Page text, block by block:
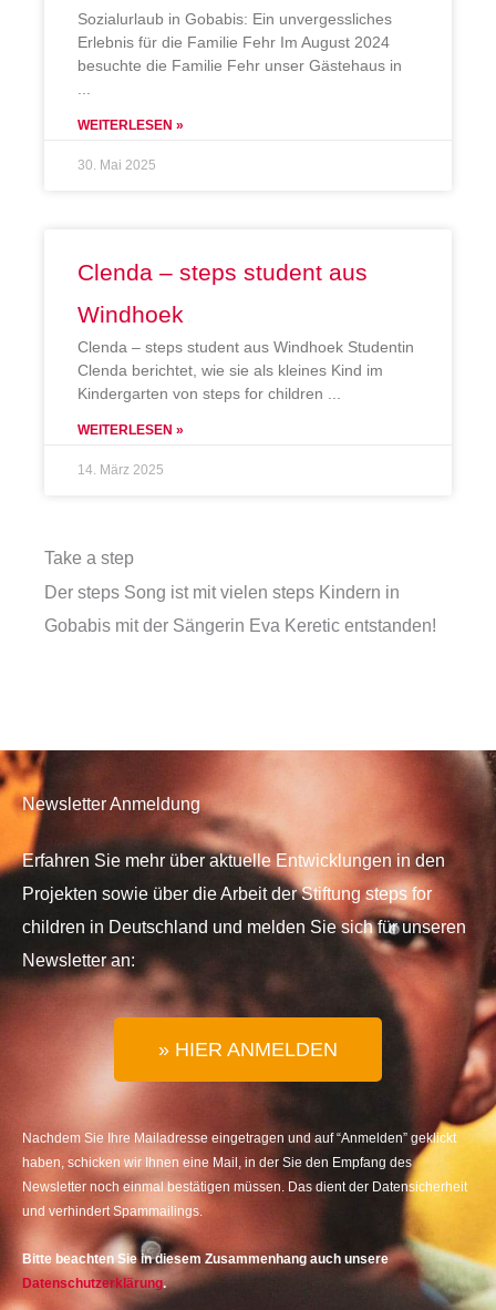
Sozialurlaub in Gobabis: Ein unvergessliches
Erlebnis für die Familie Fehr Im August 2024
besuchte die Familie Fehr unser Gästehaus in
WEITERLESEN »
30. Mai 2025
Clenda – steps student aus
Windhoek
Clenda – steps student aus Windhoek Studentin
Clenda berichtet, wie sie als kleines Kind im
Kindergarten von steps for children
WEITERLESEN »
14. März 2025
Take a step
Der steps Song ist mit vielen steps Kindern in
Gobabis mit der Sängerin Eva Keretic entstanden!
Newsletter Anmeldung
Erfahren Sie mehr über aktuelle Entwicklungen in den
Projekten sowie über die Arbeit der Stiftung steps for
children in Deutschland und melden Sie sich für unseren
Newsletter an:
» HIER ANMELDEN
Nachdem Sie Ihre Mailadresse eingetragen und auf “Anmelden” geklickt
haben, schicken wir Ihnen eine Mail, in der Sie den Empfang des
Newsletter noch einmal bestätigen müssen. Das dient der Datensicherheit
und verhindert Spammailings.
Bitte beachten Sie in diesem Zusammenhang auch unsere
Datenschutzerklärung.